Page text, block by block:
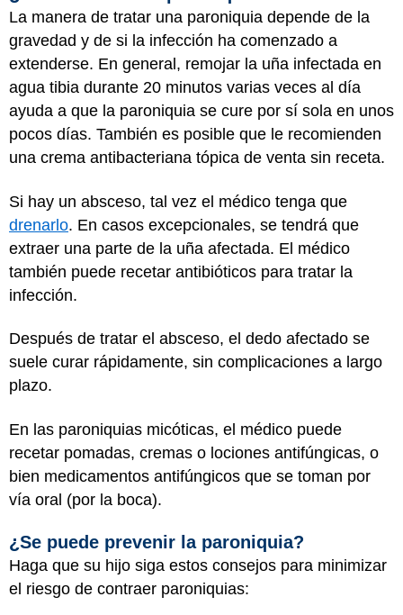
La manera de tratar una paroniquia depende de la
gravedad y de si la infección ha comenzado a
extenderse. En general, remojar la uña infectada en
agua tibia durante 20 minutos varias veces al día
ayuda a que la paroniquia se cure por sí sola en unos
pocos días. También es posible que le recomienden
una crema antibacteriana tópica de venta sin receta.
Si hay un absceso, tal vez el médico tenga que
drenarlo. En casos excepcionales, se tendrá que
extraer una parte de la uña afectada. El médico
también puede recetar antibióticos para tratar la
infección.
Después de tratar el absceso, el dedo afectado se
suele curar rápidamente, sin complicaciones a largo
plazo.
En las paroniquias micóticas, el médico puede
recetar pomadas, cremas o lociones antifúngicas, o
bien medicamentos antifúngicos que se toman por
vía oral (por la boca).
¿Se puede prevenir la paroniquia?
Haga que su hijo siga estos consejos para minimizar
el riesgo de contraer paroniquias: